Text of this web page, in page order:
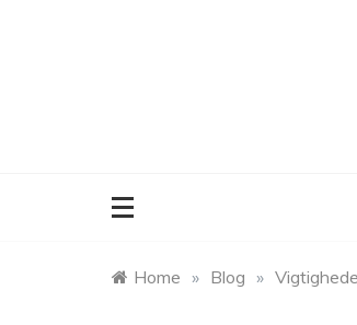
Home » Blog »